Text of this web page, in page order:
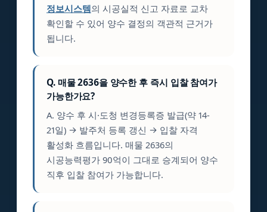
정보시스템의 시공실적 신고 자료로 교차
확인할 수 있어 양수 결정의 객관적 근거가
됩니다.
Q. 매물 2636을 양수한 후 즉시 입찰 참여가
가능한가요?
A. 양수 후 시·도청 변경등록증 발급(약 14-
21일) → 발주처 등록 갱신 → 입찰 자격
활성화 흐름입니다. 매물 2636의
시공능력평가 90억이 그대로 승계되어 양수
직후 입찰 참여가 가능합니다.